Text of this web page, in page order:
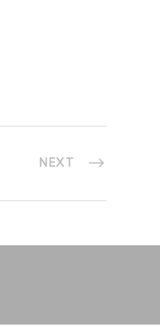
NEXT